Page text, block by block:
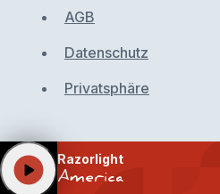
AGB
Datenschutz
Privatsphäre
Razorlight
America
play_arrow